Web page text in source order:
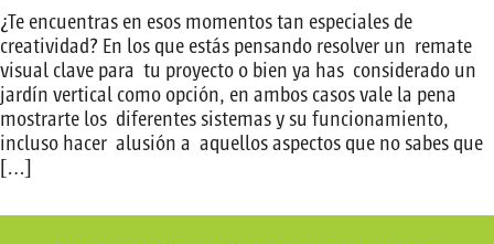
¿Te encuentras en esos momentos tan especiales de
creatividad? En los que estás pensando resolver un remate
visual clave para tu proyecto o bien ya has considerado un
jardín vertical como opción, en ambos casos vale la pena
mostrarte los diferentes sistemas y su funcionamiento,
incluso hacer alusión a aquellos aspectos que no sabes que
[…]